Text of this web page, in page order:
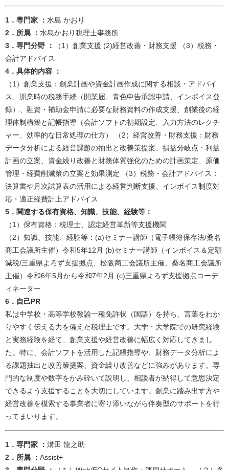
​​​​​​​​​​​​1． ​​​​​​専門家 ： 水島 かおり​​
2．所属 ： 水島かおり税理士事務所​
3．専門分野 ：
（1）創業支援 (2)経営改善・財務支援 （3）税務・
会計アドバイス​
4．具体的内容 ：
（1）創業支援：創業計画や資金計画作成に関する相談・アドバイ
ス、開業時の税務手続（開業届、青色申告承認申請、インボイス登
録）、融資・補助金申請に必要な財務資料の作成支援、創業後の経
理体制構築と記帳指導（会計ソフトの初期設定、入力方法のレクチ
ャー、効率的な日常処理の仕方） （2）経営改善・財務支援：財務
データ分析による経営課題の抽出と改善策提案、損益分岐点・利益
計画の立案、資金繰り改善と財務体質強化のための計画策定、原価
管理・経費削減策の立案と効果測定 （3）税務・会計アドバイス：
決算書や月次試算表の活用による経営判断支援、インボイス制度対
応・適正経費計上アドバイス​
5．関連する保有資格、知識、技能、経験等：
​（1）保有資格：税理士、認定経営革新等支援機関
（2）知識、技能、経験等：(a)セミナー講師（電子帳簿保存法/桑名
商工会議所主催）令和5年12月 (b)セミナー講師（インボイス＆定額
減税/三重県よろず支援拠点、松阪商工会議所主催、桑名商工会議所
主催）令和6年5月から令和7年2月 (c)三重県よろず支援拠点コーデ
ィネーター​
6．自己PR
​​​私は中学校・高等学校教諭一種免許状（国語）を持ち、言葉をわか
りやすく伝える力を備えた税理士です。大学・大学院での研究経験
と実務経験を経て、創業支援や経営改善に幅広く対応してきまし
た。特に、会計ソフトを活用した記帳指導や、財務データ分析によ
る課題抽出と改善策提案、資金繰り改善などに強みがあります。専
門的な制度や数字をかみ砕いて説明し、相談者が納得して意思決定
できるよう支援することを大切にしています。創業に踏み出す方や
経営改善を模索する事業者に寄り添いながら伴奏型のサポートを行
ってまいります。​
​​​​​​​​​​​​1．専門家 ： 溝田 龍之助 ​
2．所属 ： Assist+​